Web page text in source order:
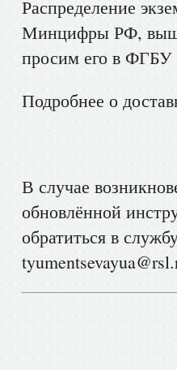
Распределение
Минцифры РФ,
просим его в
Подробнее о
В случае
обновлённой
обратиться в